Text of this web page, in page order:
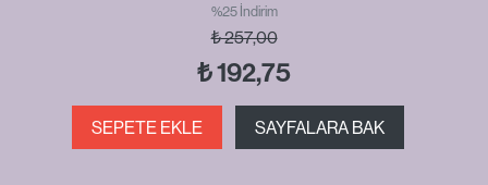
%25 İndirim
₺257,00
₺192,75
SEPETE EKLE SAYFALARA BAK